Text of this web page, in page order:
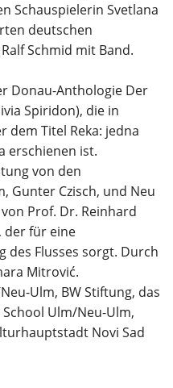
Schauspielerin Svetlana
deutschen
Schmid mit Band.
Donau-Anthologie Der
Spiridon), die in
dem Titel Reka: jedna
erschienen ist.
von den
Gunter Czisch, und Neu
Prof. Dr. Reinhard
der für eine
Flusses sorgt. Durch
Mitrović.
Ulm, BW Stiftung, das
Ulm/Neu-Ulm,
Novi Sad